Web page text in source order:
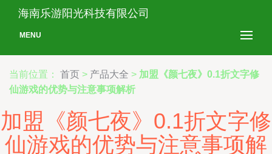
海南乐游阳光科技有限公司
MENU
当前位置： 首页 > 产品大全 > 加盟《颜七夜》0.1折文字修
仙游戏的优势与注意事项解析
加盟《颜七夜》0.1折文字修
仙游戏的优势与注意事项解